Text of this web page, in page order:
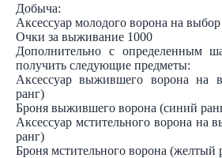
Добыча:
Аксессуар молодого ворона на выбор
Очки за выживание 1000
Дополнительно с определенным
получить следующие предметы:
Аксессуар выжившего ворона на
ранг)
Броня выжившего ворона (синий
Аксессуар мстительного ворона на
ранг)
Броня мстительного ворона (желтый